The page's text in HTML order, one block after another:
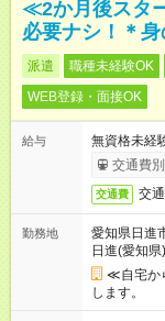
≪2か月後スタ
必要ナシ！＊
派遣 職種未経験OK
WEB登録・面接OK
給与
無資格未
交通費
交通費 交
勤務地
愛知県日進
日進(愛知県
≪自宅か
します。